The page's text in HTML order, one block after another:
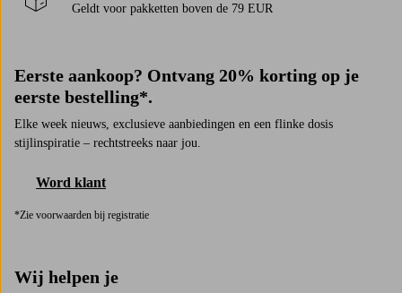
Geldt voor pakketten boven de 79 EUR
Eerste aankoop? Ontvang 20% korting op je
eerste bestelling*.
Elke week nieuws, exclusieve aanbiedingen en een flinke dosis
stijlinspiratie – rechtstreeks naar jou.
Word klant
*Zie voorwaarden bij registratie
Wij helpen je